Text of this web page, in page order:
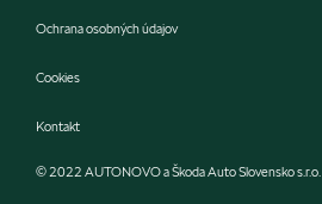
Ochrana osobných údajov
Cookies
Kontakt
© 2022 AUTONOVO a Škoda Auto Slovensko s.r.o.